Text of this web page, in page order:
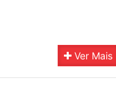
Ver Mais